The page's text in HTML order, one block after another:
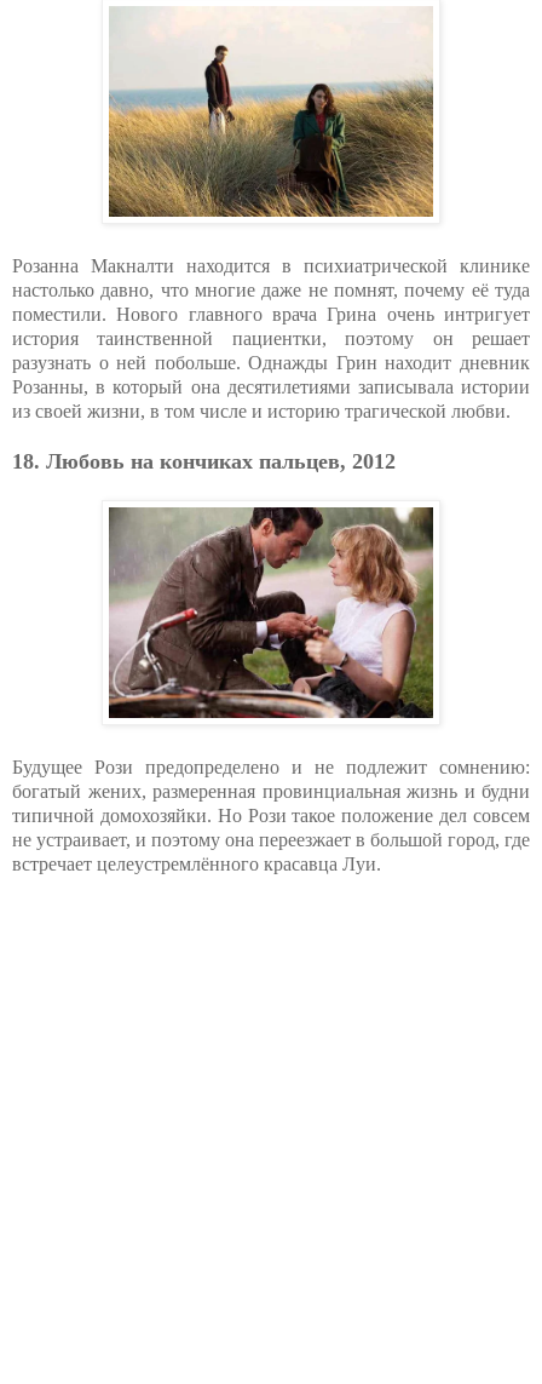
Розанна Макналти находится в психиатрической клинике
настолько давно, что многие даже не помнят, почему её туда
поместили. Нового главного врача Грина очень интригует
история таинственной пациентки, поэтому он решает
разузнать о ней побольше. Однажды Грин находит дневник
Розанны, в который она десятилетиями записывала истории
из своей жизни, в том числе и историю трагической любви.
18. Любовь на кончиках пальцев, 2012
Будущее Рози предопределено и не подлежит сомнению:
богатый жених, размеренная провинциальная жизнь и будни
типичной домохозяйки. Но Рози такое положение дел совсем
не устраивает, и поэтому она переезжает в большой город, где
встречает целеустремлённого красавца Луи.